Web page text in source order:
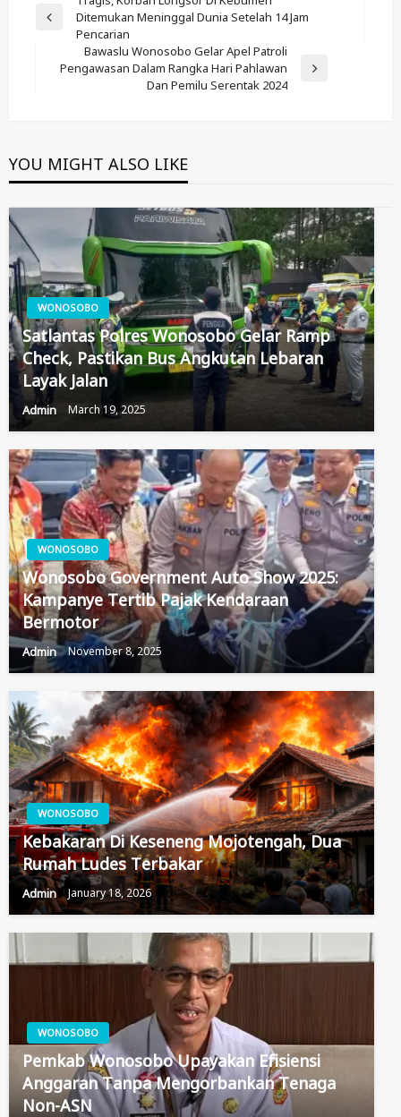
Navigation
PreviousDitemukan Meninggal Dunia Setelah 14 Jam
Pencarian
Next
Bawaslu Wonosobo Gelar Apel Patroli
Pengawasan Dalam Rangka Hari Pahlawan
Dan Pemilu Serentak 2024
YOU MIGHT ALSO LIKE
WONOSOBO
Satlantas Polres Wonosobo Gelar Ramp
Check, Pastikan Bus Angkutan Lebaran
Layak Jalan
Admin March 19, 2025
WONOSOBO
Wonosobo Government Auto Show 2025:
Kampanye Tertib Pajak Kendaraan
Bermotor
Admin November 8, 2025
WONOSOBO
Kebakaran Di Keseneng Mojotengah, Dua
Rumah Ludes Terbakar
Admin January 18, 2026
WONOSOBO
Pemkab Wonosobo Upayakan Efisiensi
Anggaran Tanpa Mengorbankan Tenaga
Non-ASN